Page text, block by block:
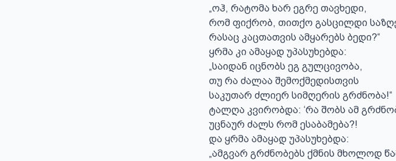
„ოჰ, რატომა ხარ ეგრე თავხედი,
რომ ფიქრობ, თითქო გასცილდი
რასაც კაცთათვის ამყარებს ბედი?“
ყრმა კი ამაყად უპასუხებდა:
„საიდან იცნობს ეგ გულცივობა,
თუ რა ძალაა შემოქმედისთვის
საკუთარ ძლიერ სიმღერის გრძნობა!“
ტალღა კვირობდა: ‘რა შობს ამ
უცნაურ ძალს რომ ესაბამება?!
და ყრმა ამაყად უპასუხებდა:
„ამგვარ გრძნობებს ქმნის მხოლოდ